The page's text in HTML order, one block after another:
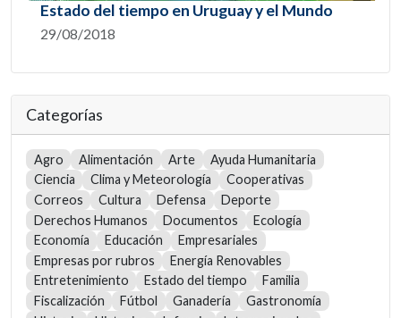
Estado del tiempo en Uruguay y el Mundo
29/08/2018
Categorías
Agro Alimentación Arte
Ayuda Humanitaria
Ciencia
Clima y Meteorología
Cooperativas
Correos
Cultura Defensa
Deporte
Derechos Humanos
Documentos
Ecología
Economía
Educación
Empresariales
Empresas por rubros
Energía Renovables
Entretenimiento
Estado del tiempo
Familia
Fiscalización
Fútbol Ganadería
Gastronomía